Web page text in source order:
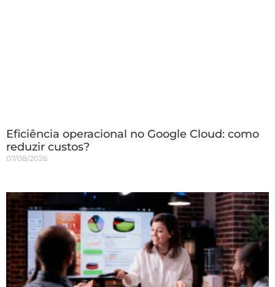
Eficiência operacional no Google Cloud: como
reduzir custos?
07/08/2026